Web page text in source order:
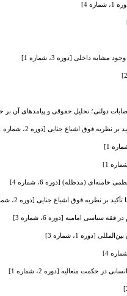
4]
داخلی [دوره 3، شماره 1]
تحلیل حقوقی و پیامدهای آن بر
(مدظله) [دوره 6، شماره 4]
امامیه [دوره 6، شماره 3]
[دوره 1، شماره 3]
متعالیه [دوره 2، شماره 1]